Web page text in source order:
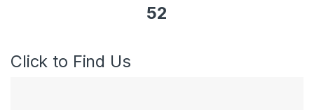
52
Click to Find Us